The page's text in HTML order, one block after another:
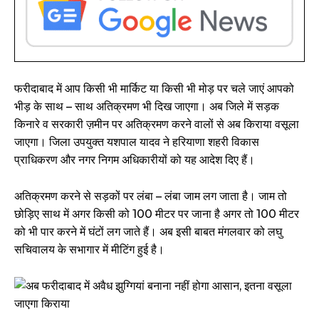
फरीदाबाद में आप किसी भी मार्किट या किसी भी मोड़ पर चले जाएं आपको
भीड़ के साथ – साथ अतिक्रमण भी दिख जाएगा। अब जिले में सड़क
किनारे व सरकारी ज़मीन पर अतिक्रमण करने वालों से अब किराया वसूला
जाएगा। जिला उपयुक्त यशपाल यादव ने हरियाणा शहरी विकास
प्राधिकरण और नगर निगम अधिकारीयों को यह आदेश दिए हैं।
अतिक्रमण करने से सड़कों पर लंबा – लंबा जाम लग जाता है। जाम तो
छोड़िए साथ में अगर किसी को 100 मीटर पर जाना है अगर तो 100 मीटर
को भी पार करने में घंटों लग जाते हैं। अब इसी बाबत मंगलवार को लघु
सचिवालय के सभागार में मीटिंग हुई है।